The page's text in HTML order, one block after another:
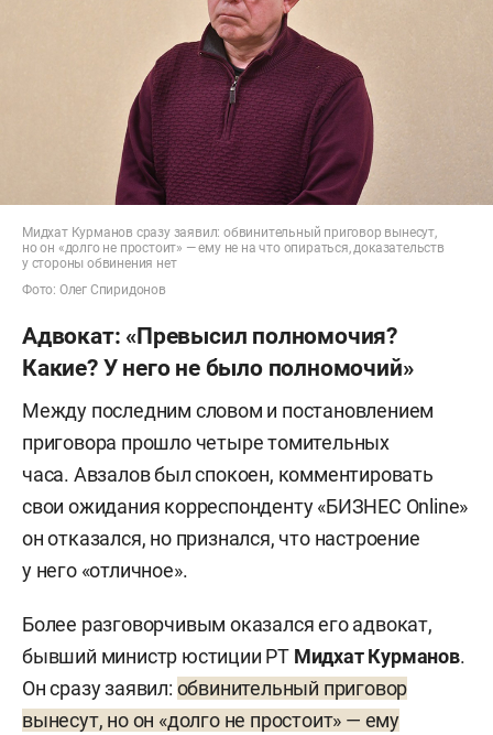
Мидхат Курманов сразу заявил: обвинительный приговор вынесут,
но он «долго не простоит» — ему не на что опираться, доказательств
у стороны обвинения нет
Фото: Олег Спиридонов
Адвокат: «Превысил полномочия?
Какие? У него не было полномочий»
Между последним словом и постановлением
приговора прошло четыре томительных
часа. Авзалов был спокоен, комментировать
свои ожидания корреспонденту «БИЗНЕС Online»
он отказался, но признался, что настроение
у него «отличное».
Более разговорчивым оказался его адвокат,
бывший министр юстиции РТ Мидхат Курманов.
Он сразу заявил: обвинительный приговор
вынесут, но он «долго не простоит» — ему